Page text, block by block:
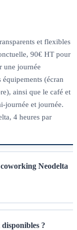
et flexibles
90€ HT pour
une journée
(écran
ainsi que le café et
journée et journée.
4 heures par
Neodelta
?